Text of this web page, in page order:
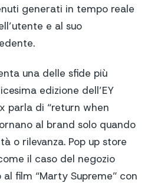
generati in tempo reale
e al suo
una delle sfide più
edizione dell’EY
parla di “return when
al brand solo quando
o rilevanza. Pop up store
il caso del negozio
film “Marty Supreme” con